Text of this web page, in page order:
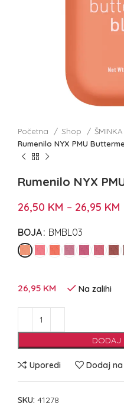
Početna Shop ŠMINKA
Rumenilo NYX PMU
Rumenilo NYX
26,50 KM – 26,95 KM
BOJA BMBL03
26,95 KM Na zalihi
DODAJ
Uporedi Dodaj
SKU: 41278